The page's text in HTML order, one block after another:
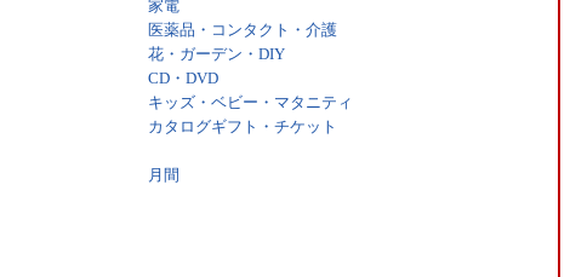
家電
医薬品・コンタクト・介護
花・ガーデン・DIY
CD・DVD
キッズ・ベビー・マタニティ
カタログギフト・チケット
月間